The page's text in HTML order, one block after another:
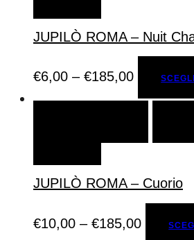
JUPILÒ ROMA – Nuit
€6,00 – €185,00
JUPILÒ ROMA – Cuorio
€10,00 – €185,00